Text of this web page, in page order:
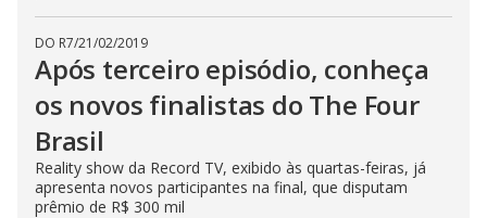
DO R7/21/02/2019
Após terceiro episódio, conheça
os novos finalistas do The Four
Brasil
Reality show da Record TV, exibido às quartas-feiras, já
apresenta novos participantes na final, que disputam
prêmio de R$ 300 mil